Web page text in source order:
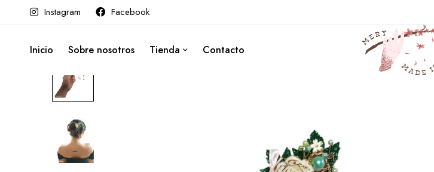
Instagram Facebook
Inicio Sobre nosotros Tienda Contacto